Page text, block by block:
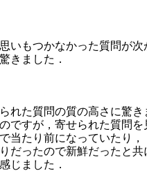
いもつかなかった質問が
きました．
れた質問の質の高さに驚
ですが，寄せられた質問
当たり前になっていたり
だったので新鮮だったと
じました．